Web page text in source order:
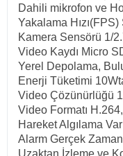
Dahili mikrofon ve
Yakalama
Kamera Sensörü 1/
Video Kaydı Micro
Yerel Depolama,
Enerji Tüketimi
Video Çözünürlüğü
Video Formatı
Hareket Algılama Var
Alarm Gerçek
Uzaktan İzleme ve